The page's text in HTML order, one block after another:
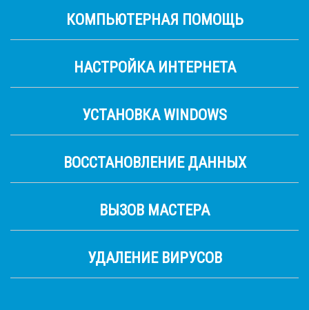
КОМПЬЮТЕРНАЯ ПОМОЩЬ
НАСТРОЙКА ИНТЕРНЕТА
УСТАНОВКА WINDOWS
ВОССТАНОВЛЕНИЕ ДАННЫХ
ВЫЗОВ МАСТЕРА
УДАЛЕНИЕ ВИРУСОВ